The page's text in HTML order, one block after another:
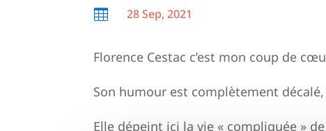
 28 Sep, 2021
Florence Cestac c’est mon coup de
Son humour est complètement
Elle dépeint ici la vie « compliquée »